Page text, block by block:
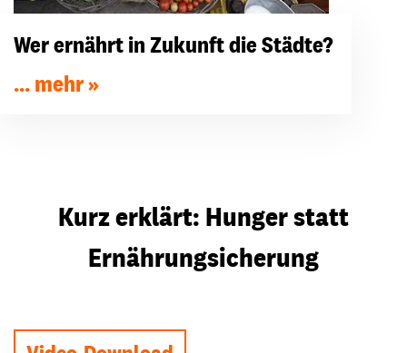
Wer ernährt in Zukunft die Städte?
... mehr
Kurz erklärt: Hunger statt
Ernährungsicherung